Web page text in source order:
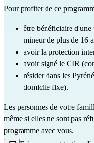
Pour profiter de ce
être bénéficiaire
mineur de plus de 16
avoir la protection
avoir signé le CIR
résider dans les
domicile fixe).
Les personnes de votre
même si elles ne sont pas
programme avec vous.